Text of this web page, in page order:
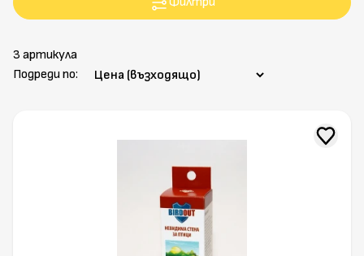
3 артикула
Подреди по: